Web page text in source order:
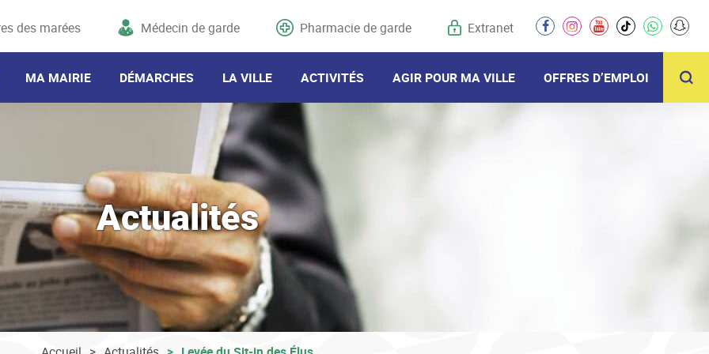
des marées Médecin de garde Pharmacie de garde Extranet facebookinstagram
youtubetiktokwhatsapp
MA MAIRIE DÉMARCHES LA VILLE ACTIVITÉS AGIR POUR MA VILLE OFFRES D’EMPLOI
Actualités